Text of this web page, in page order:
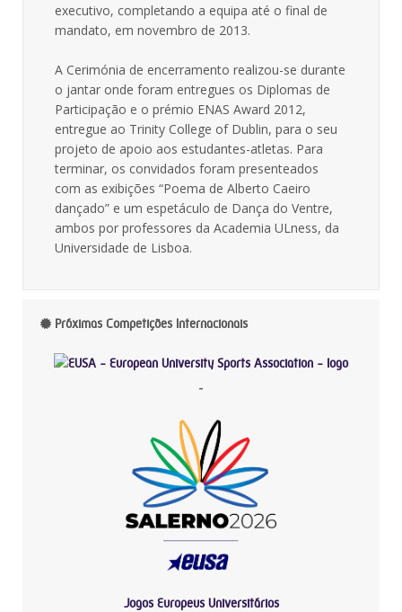
executivo, completando a equipa até o final de
mandato, em novembro de 2013.
A Cerimónia de encerramento realizou-se durante
o jantar onde foram entregues os Diplomas de
Participação e o prémio ENAS Award 2012,
entregue ao Trinity College of Dublin, para o seu
projeto de apoio aos estudantes-atletas. Para
terminar, os convidados foram presenteados
com as exibições “Poema de Alberto Caeiro
dançado” e um espetáculo de Dança do Ventre,
ambos por professores da Academia ULness, da
Universidade de Lisboa.
Próximas Competições Internacionais
-
Jogos Europeus Universitários